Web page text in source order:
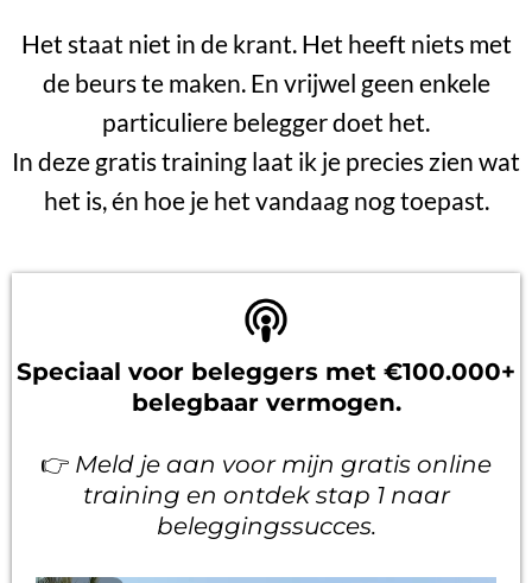
Het staat niet in de krant. Het heeft niets met
de beurs te maken. En vrijwel geen enkele
particuliere belegger doet het.
In deze gratis training laat ik je precies zien wat
het is, én hoe je het vandaag nog toepast.
Speciaal voor beleggers met €100.000+
belegbaar vermogen.
👉 Meld je aan voor mijn gratis online
training en ontdek stap 1 naar
beleggingssucces.